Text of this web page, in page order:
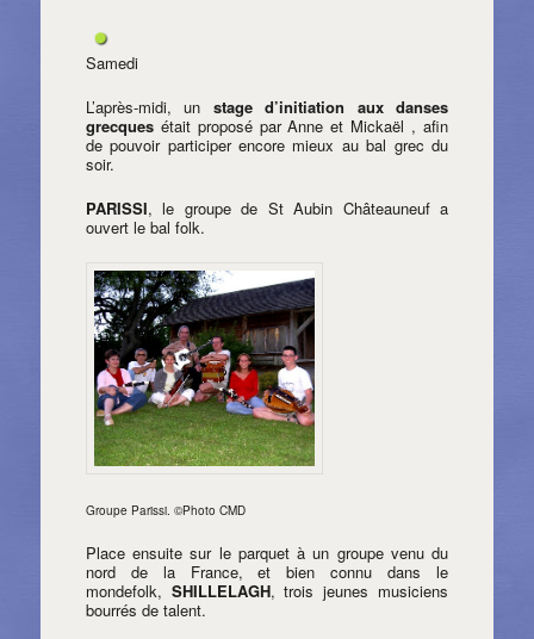
Samedi
L’après-midi, un stage d’initiation aux danses
grecques était proposé par Anne et Mickaël , afin
de pouvoir participer encore mieux au bal grec du
soir.
PARISSI, le groupe de St Aubin Châteauneuf a
ouvert le bal folk.
Groupe Parissi. ©Photo CMD
Place ensuite sur le parquet à un groupe venu du
nord de la France, et bien connu dans le
mondefolk, SHILLELAGH, trois jeunes musiciens
bourrés de talent.